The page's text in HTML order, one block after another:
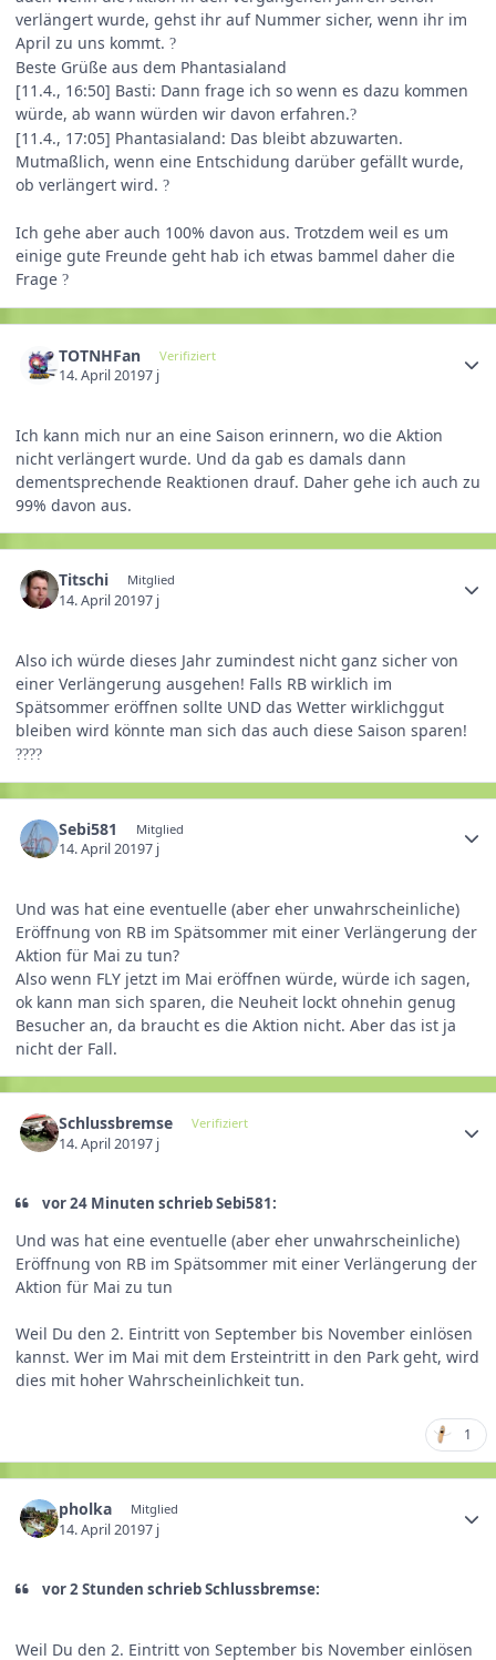
verlängert wurde, gehst ihr auf Nummer sicher, wenn ihr im
April zu uns kommt. ?
Beste Grüße aus dem Phantasialand
[11.4., 16:50] Basti: Dann frage ich so wenn es dazu kommen
würde, ab wann würden wir davon erfahren.?
[11.4., 17:05] Phantasialand: Das bleibt abzuwarten.
Mutmaßlich, wenn eine Entschidung darüber gefällt wurde,
ob verlängert wird. ?
Ich gehe aber auch 100% davon aus. Trotzdem weil es um
einige gute Freunde geht hab ich etwas bammel daher die
Frage ?
TOTNHFan Verifiziert
14. April 20197 j
Ich kann mich nur an eine Saison erinnern, wo die Aktion
nicht verlängert wurde. Und da gab es damals dann
dementsprechende Reaktionen drauf. Daher gehe ich auch zu
99% davon aus.
Titschi Mitglied
14. April 20197 j
Also ich würde dieses Jahr zumindest nicht ganz sicher von
einer Verlängerung ausgehen! Falls RB wirklich im
Spätsommer eröffnen sollte UND das Wetter wirklichggut
bleiben wird könnte man sich das auch diese Saison sparen!
????
Sebi581 Mitglied
14. April 20197 j
Und was hat eine eventuelle (aber eher unwahrscheinliche)
Eröffnung von RB im Spätsommer mit einer Verlängerung der
Aktion für Mai zu tun?
Also wenn FLY jetzt im Mai eröffnen würde, würde ich sagen,
ok kann man sich sparen, die Neuheit lockt ohnehin genug
Besucher an, da braucht es die Aktion nicht. Aber das ist ja
nicht der Fall.
Schlussbremse Verifiziert
14. April 20197 j
vor 24 Minuten schrieb Sebi581:
Und was hat eine eventuelle (aber eher unwahrscheinliche)
Eröffnung von RB im Spätsommer mit einer Verlängerung der
Aktion für Mai zu tun
Weil Du den 2. Eintritt von September bis November einlösen
kannst. Wer im Mai mit dem Ersteintritt in den Park geht, wird
dies mit hoher Wahrscheinlichkeit tun.
1
pholka Mitglied
14. April 20197 j
vor 2 Stunden schrieb Schlussbremse:
Weil Du den 2. Eintritt von September bis November einlösen